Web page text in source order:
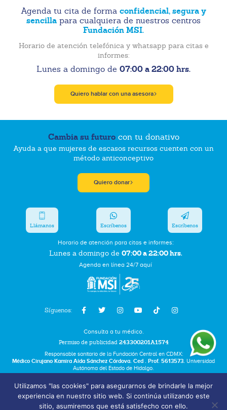
Agenda tu cita de forma confidencial, segura y
sencilla para cualquiera de nuestros centros
Fundación MSI.
Horario de atención telefónica y whatsapp para citas e
informes:
Lunes a domingo de 07:00 a 22:00 hrs.
Quiero hablar con una asesora
Cambia su futurocon tu donativo
Ayuda a que mujeres de escasos recursos cuenten con un
método anticonceptivo
Quiero donar
Síguenos:
Horario de atención para citas e informes:
Lunes a domingo de 07:00 a 22:00 hrs.
Agenda en línea 24/7 aquí
Llámanos Escríbenos Escríbenos
Consulta a tu médico.
Permiso de publicidad 243300201A1574
Responsable sanitario de la Fundación Central en CDMX:
Médico Cirujano Kamira Aída Sánchez Córdova. Ced . Prof. 5613573. Universidad
Autónoma del Estado de Hidalgo.
Términos y Condiciones
Bolsa de Trabajo
Utilizamos "las cookies" para asegurarnos de brindarle la mejor
experiencia en nuestro sitio web. Si continúa utilizando este
sitio, asumiremos que está satisfecho con ello.